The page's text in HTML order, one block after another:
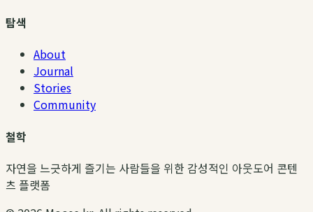
탐색
About
Journal
Stories
Community
철학
자연을 느긋하게 즐기는 사람들을 위한 감성적인 아웃도어 콘텐
츠 플랫폼